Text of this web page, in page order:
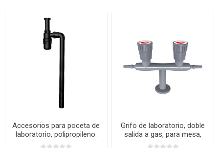
Accesorios para poceta de
laboratorio, polipropileno.
TOF
Grifo de laboratorio, doble
salida a gas, para mesa,
KB5. TOF